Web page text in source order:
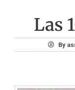
Las
By